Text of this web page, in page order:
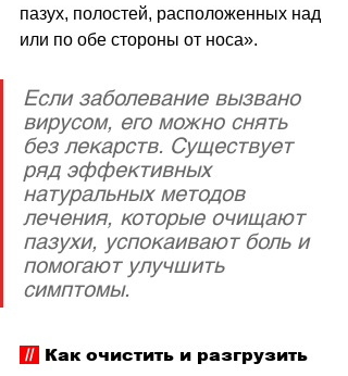
пазух, полостей, расположенных над
или по обе стороны от носа».
Если заболевание вызвано
вирусом, его можно снять
без лекарств. Существует
ряд эффективных
натуральных методов
лечения, которые очищают
пазухи, успокаивают боль и
помогают улучшить
симптомы.
// Как очистить и разгрузить